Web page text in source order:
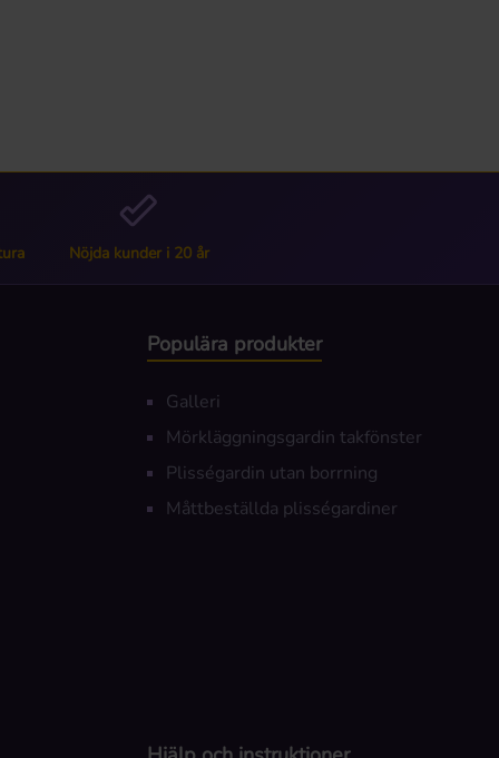
Nöjda kunder i 20 år
Populära produkter
Galleri
Mörkläggningsgardin takfönster
Plisségardin utan borrning
Måttbeställda plisségardiner